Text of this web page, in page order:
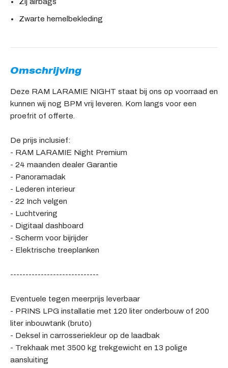
Zij airbags
Zwarte hemelbekleding
Omschrijving
Deze RAM LARAMIE NIGHT staat bij ons op voorraad en
kunnen wij nog BPM vrij leveren. Kom langs voor een
proefrit of offerte.
De prijs inclusief:
- RAM LARAMIE Night Premium
- 24 maanden dealer Garantie
- Panoramadak
- Lederen interieur
- 22 Inch velgen
- Luchtvering
- Digitaal dashboard
- Scherm voor bijrijder
- Elektrische treeplanken
-----------------------------
Eventuele tegen meerprijs leverbaar
- PRINS LPG installatie met 120 liter onderbouw of 200
liter inbouwtank (bruto)
- Deksel in carrosseriekleur op de laadbak
- Trekhaak met 3500 kg trekgewicht en 13 polige
aansluiting